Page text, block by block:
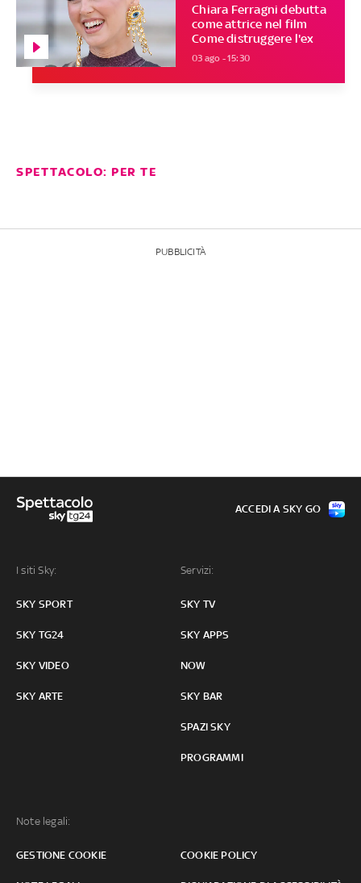
Chiara Ferragni debutta
come attrice nel film
Come distruggere l'ex
03 ago - 15:30
SPETTACOLO: PER TE
PUBBLICITÀ
I siti Sky:
SKY SPORT
SKY TG24
SKY VIDEO
SKY ARTE
Servizi:
SKY TV
SKY APPS
NOW
SKY BAR
SPAZI SKY
PROGRAMMI
Note legali:
GESTIONE COOKIE COOKIE POLICY
ACCEDI A SKY GO